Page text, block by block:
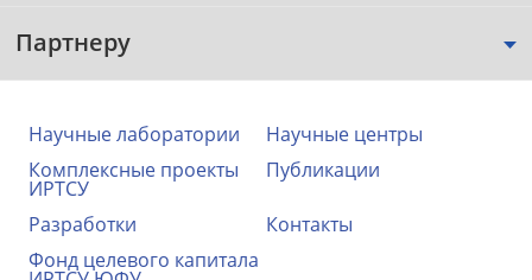
Партнеру
Научные лаборатории
Научные центры
Комплексные проекты
ИРТСУ
Публикации
Разработки
Контакты
Фонд целевого капитала